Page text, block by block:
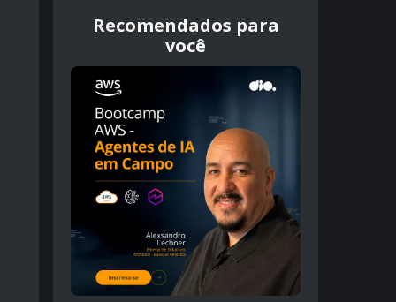
Recomendados para
você